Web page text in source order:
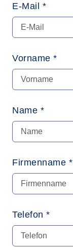
E-Mail *
Vorname *
Name *
Firmenname *
Telefon *